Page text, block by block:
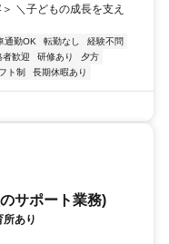
＼子どもの成長を支え
通勤OK 転勤なし
経験不問
者歓迎 研修あり
夕方
ト制 長期休暇あり
サポート業務)
所あり